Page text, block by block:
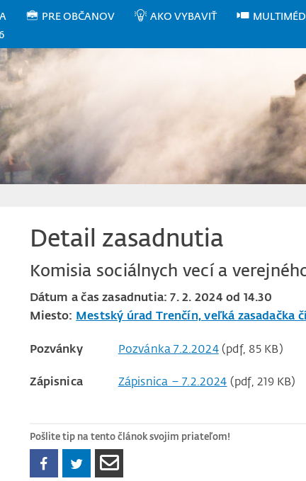
PRE OBČANOV AKO VYBAVIŤ
Detail zasadnutia
Komisia sociálnych vecí a
Dátum a čas zasadnutia: 7. 2. 2024 od 14.30
Miesto: Mestský úrad Trenčín, veľká zasadačka
Pozvánky Pozvánka 7.2.2024(pdf, 85 KB)
Zápisnica Zápisnica – 7.2.2024 (pdf, 219 KB)
Pošlite tip na tento článok svojim priateľom!